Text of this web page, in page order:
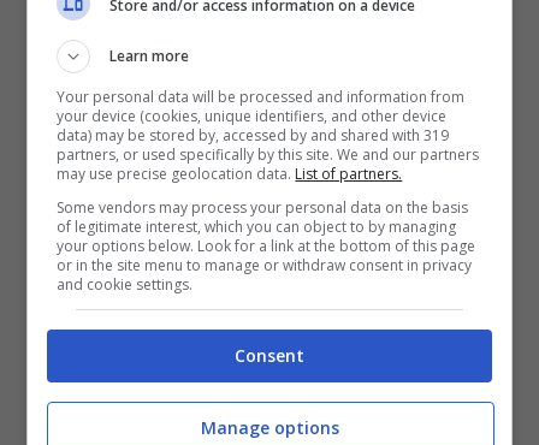
morire. Il suicidio è l’unico atto dell’esistenza
lo stesso Paoli in una vecchia intervista. Il
proiettile, però, aveva deciso, in quella
occasione, di fermarsi nel pericardio, dove
tutt’ora resta incapsulato. Non aveva
miracolosamente intaccato organi vitali.
Avevo tutto dalla vita, avevo visto
tutto… volevo vedere cosa c’era
Store and/or access information on a device
Learn more
Your personal data will be processed and information from
your device (cookies, unique identifiers, and other device
data) may be stored by, accessed by and shared with 319
partners, or used specifically by this site. We and our partners
may use precise geolocation data. List of partners.
Some vendors may process your personal data on the basis
of legitimate interest, which you can object to by managing
your options below. Look for a link at the bottom of this page
or in the site menu to manage or withdraw consent in privacy
and cookie settings.
Consent
Manage options